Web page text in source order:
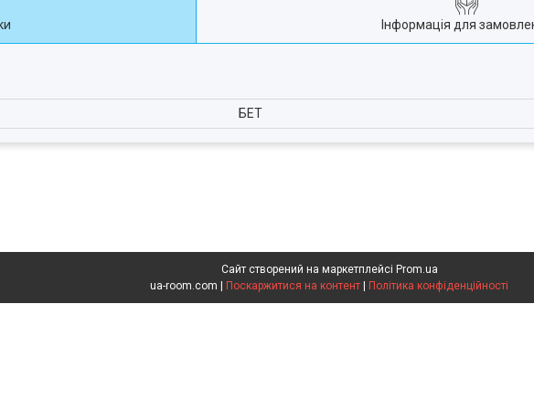
Інформація для
БЕТ
Сайт створений на маркетплейсі Prom.ua
Поскаржитися на контент Політика конфіденційності